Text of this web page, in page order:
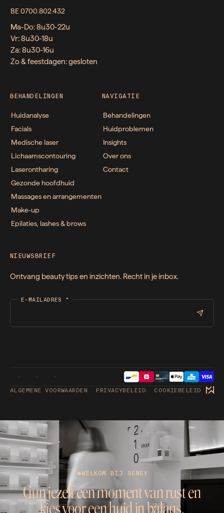
BE 0700.802.432
Ma-Do: 8u30-22u
Vr: 8u30-18u
Za: 8u30-16u
Zo & feestdagen: gesloten
BEHANDELINGEN
Huidanalyse
Facials
Medische laser
Lichaamscontouring
Laserontharing
Gezonde hoofdhuid
Massages en arrangementen
Make-up
Epilaties, lashes & brows
NAVIGATIE
Behandelingen
Huidproblemen
Insights
Over ons
Contact
NIEUWSBRIEF
Ontvang beauty tips en inzichten. Recht in je inbox.
E-MAILADRES *
ALGEMENE VOORWAARDEN PRIVACYBELEID COOKIEBELEID
WELKOM BIJ SENSY
Gun jezelf een moment van rust en
kies voor een huid in balans.